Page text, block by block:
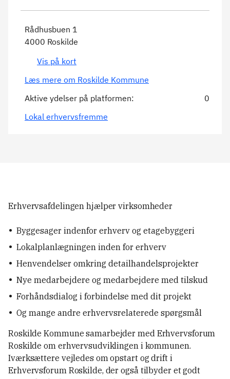
Rådhusbuen 1
4000 Roskilde
Vis på kort
Læs mere om Roskilde Kommune
Aktive ydelser på platformen:
0
Lokal erhvervsfremme
Erhvervsafdelingen hjælper virksomheder
Byggesager indenfor erhverv og etagebyggeri
Lokalplanlægningen inden for erhverv
Henvendelser omkring detailhandelsprojekter
Nye medarbejdere og medarbejdere med tilskud
Forhåndsdialog i forbindelse med dit projekt
Og mange andre erhvervsrelaterede spørgsmål
Roskilde Kommune samarbejder med Erhvervsforum
Roskilde om erhvervsudviklingen i kommunen.
Iværksættere vejledes om opstart og drift i
Erhvervsforum Roskilde, der også tilbyder et godt